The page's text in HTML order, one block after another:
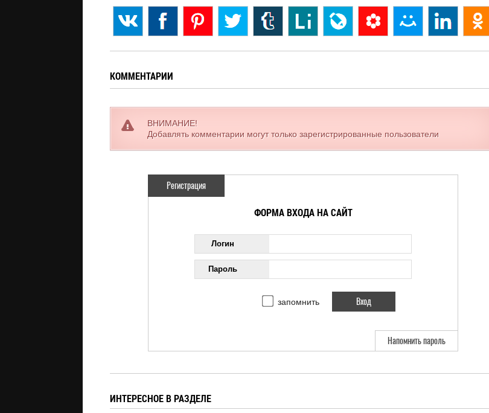
КОММЕНТАРИИ
ВНИМАНИЕ!
Добавлять комментарии могут только зарегистрированные пользователи
Регистрация
ФОРМА ВХОДА НА САЙТ
Логин
Пароль
запомнить
Напомнить пароль
ИНТЕРЕСНОЕ В РАЗДЕЛЕ